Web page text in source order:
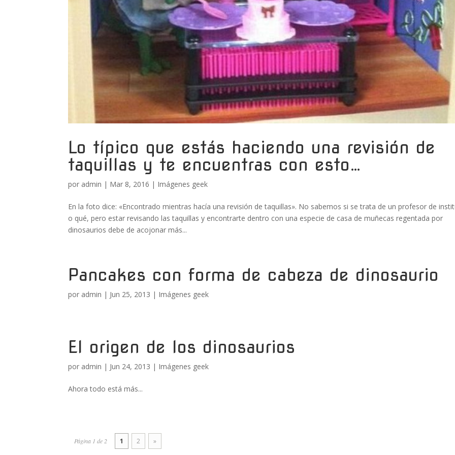
Lo típico que estás haciendo una revisión de
taquillas y te encuentras con esto…
por admin | Mar 8, 2016 | Imágenes geek
En la foto dice: «Encontrado mientras hacía una revisión de taquillas». No sabemos si se trata de un profesor de
o qué, pero estar revisando las taquillas y encontrarte dentro con una especie de casa de muñecas regentada por
dinosaurios debe de acojonar más...
Pancakes con forma de cabeza de dinosaurio
por admin | Jun 25, 2013 | Imágenes geek
El origen de los dinosaurios
por admin | Jun 24, 2013 | Imágenes geek
Ahora todo está más...
Página 1 de 2 1 2 »